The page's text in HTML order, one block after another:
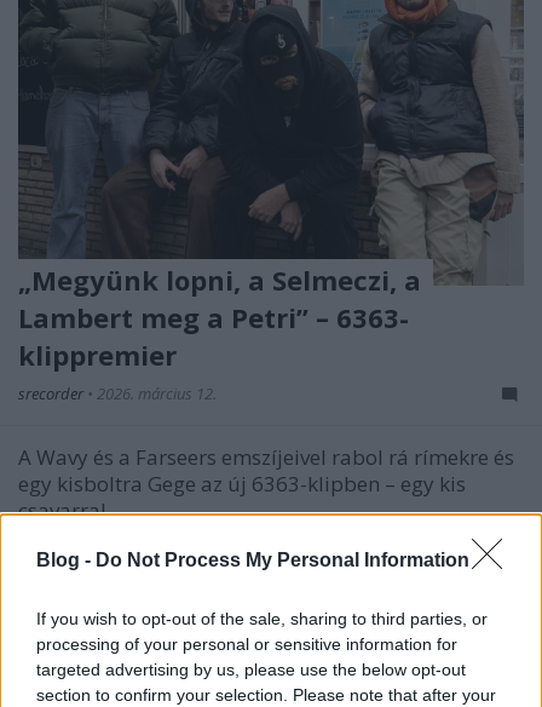
Blog - Do Not Process My Personal Information
If you wish to opt-out of the sale, sharing to third parties, or
processing of your personal or sensitive information for
targeted advertising by us, please use the below opt-out
section to confirm your selection. Please note that after your
„Megyünk lopni, a Selmeczi, a
Lambert meg a Petri” – 6363-
klippremier
srecorder • 2026. március 12.
A Wavy és a Farseers emszíjeivel rabol rá rímekre és
egy kisboltra Gege az új 6363-klipben – egy kis
csavarral.